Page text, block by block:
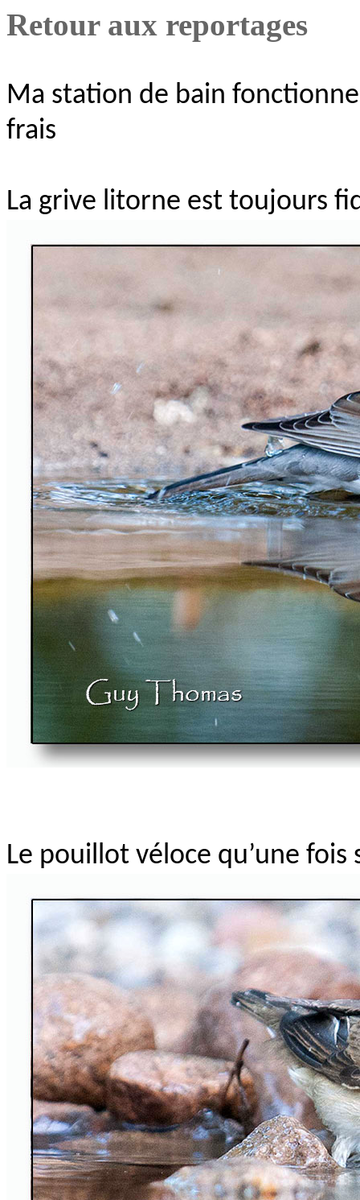
Retour aux reportages
Ma station de bain
frais
La grive litorne est toujours
Le pouillot véloce qu’une fois